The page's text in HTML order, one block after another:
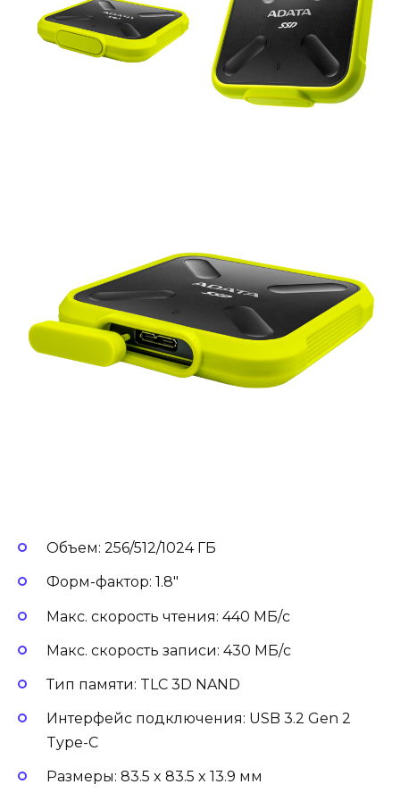
Объем: 256/512/1024 ГБ
Форм-фактор: 1.8″
Макс. скорость чтения: 440 МБ/с
Макс. скорость записи: 430 МБ/с
Тип памяти: TLC 3D NAND
Интерфейс подключения: USB 3.2 Gen 2
Type-C
Размеры: 83.5 x 83.5 x 13.9 мм